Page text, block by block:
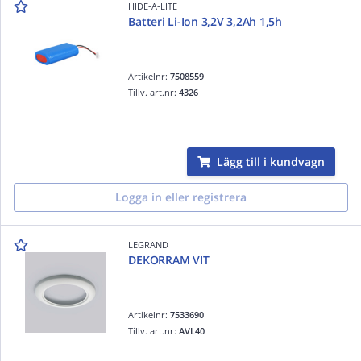
HIDE-A-LITE
Batteri Li-Ion 3,2V 3,2Ah 1,5h
Artikelnr:7508559
Tillv. art.nr:4326
Lägg till i kundvagn
Logga in eller registrera
LEGRAND
DEKORRAM VIT
Artikelnr:7533690
Tillv. art.nr:AVL40